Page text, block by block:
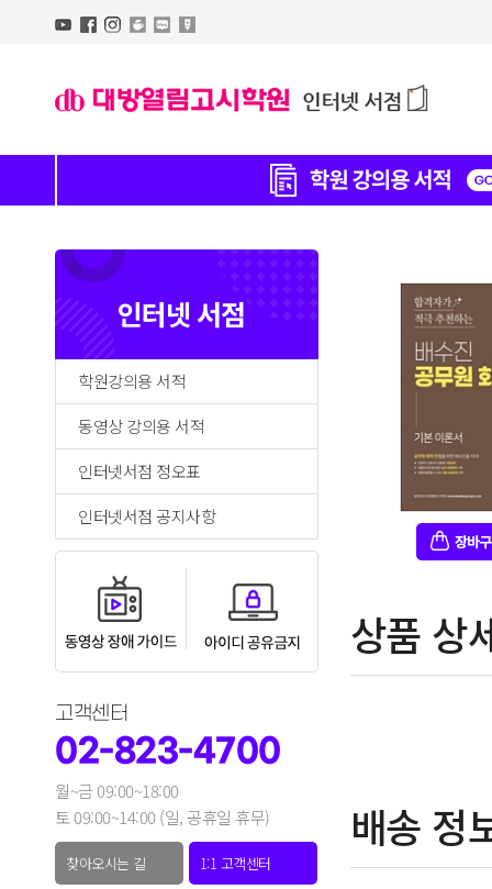
인터넷 서점
학원강의용 서적
동영상 강의용 서적
인터넷서점 정오표
인터넷서점 공지사항
고객센터
02-823-4700
월~금 09:00~18:00
토 09:00~14:00 (일, 공휴일 휴무)
찾아오시는 길 1:1 고객센터
상품 상
배송 정